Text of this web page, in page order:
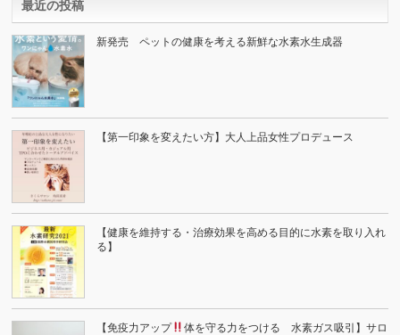
最近の投稿
新発売 ペットの健康を考える新鮮な水素水生成器
【第一印象を変えたい方】大人上品女性プロデュース
【健康を維持する・治療効果を高める目的に水素を取り入れ
る】
【免疫力アップ
体を守る力をつける 水素ガス吸引】サロ